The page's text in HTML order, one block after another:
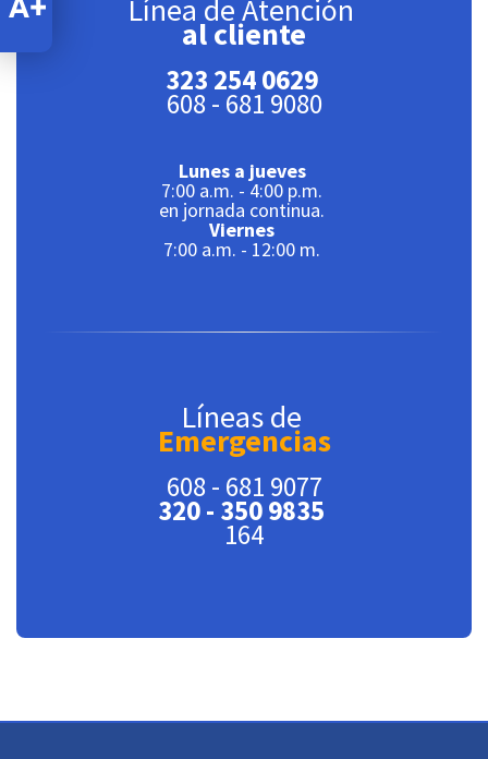
Línea de Atención
al cliente
323 254 0629
608 - 681 9080
Lunes a jueves
7:00 a.m. - 4:00 p.m.
en jornada continua.
Viernes
7:00 a.m. - 12:00 m.
Líneas de
Emergencias
608 - 681 9077
320 - 350 9835
164